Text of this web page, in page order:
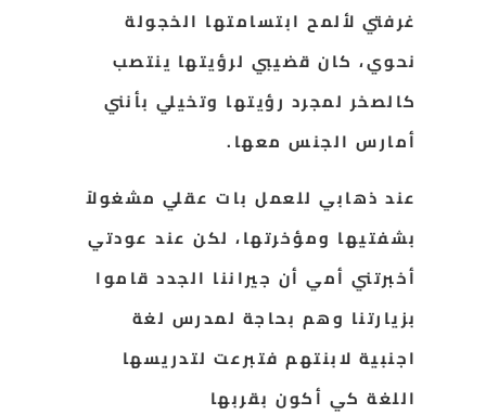
غرفتي لألمح ابتسامتها الخجولة
نحوي، كان قضيبي لرؤيتها ينتصب
كالصخر لمجرد رؤيتها وتخيلي بأنني
أمارس الجنس معها.
عند ذهابي للعمل بات عقلي مشغولاً
بشفتيها ومؤخرتها، لكن عند عودتي
أخبرتني أمي أن جيراننا الجدد قاموا
بزيارتنا وهم بحاجة لمدرس لغة
اجنبية لابنتهم فتبرعت لتدريسها
اللغة كي أكون بقربها